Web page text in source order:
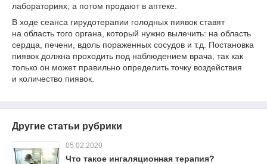
лабораториях, а потом продают в аптеке.
В ходе сеанса гирудотерапии голодных пиявок ставят
на область того органа, который нужно вылечить: на область
сердца, печени, вдоль пораженных сосудов и т.д. Постановка
пиявок должна проходить под наблюдением врача, так как
только он может правильно определить точку воздействия
и количество пиявок.
Другие статьи рубрики
05.02.2020
Что такое ингаляционная терапия?